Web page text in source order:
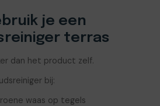
je een
terras
dan het product zelf.
bij:
waas op tegels